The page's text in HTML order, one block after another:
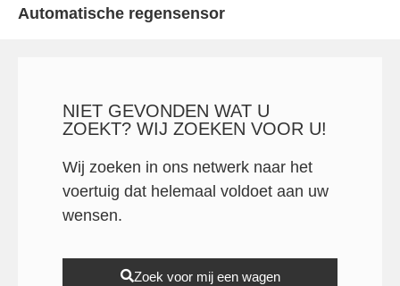
Automatische regensensor
NIET GEVONDEN WAT U
ZOEKT? WIJ ZOEKEN VOOR U!
Wij zoeken in ons netwerk naar het
voertuig dat helemaal voldoet aan uw
wensen.
Zoek voor mij een wagen